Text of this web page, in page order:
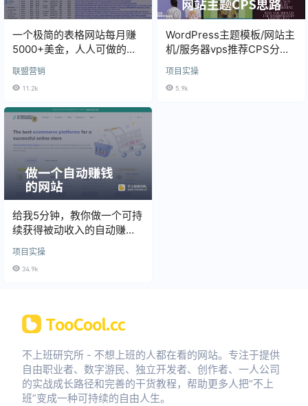
一个极简的表格网站每月赚
5000+美金，人人可做的极
简副业
联盟营销
11.2k
WordPress主题模板/网站主
机/服务器vps推荐CPS分销
推广赚钱指南
项目实操
5.9k
给我5分钟，教你做一个可持
续获得被动收入的自动赚钱
项目实操
34.9k
不上班研究所 - 不想上班的人都在看的网站。专注于提供
自由职业者、数字游民、独立开发者、创作者、一人公司
的实战成长路径和完善的干货教程，帮助更多人把“不上
班”变成一种可持续的自由人生。